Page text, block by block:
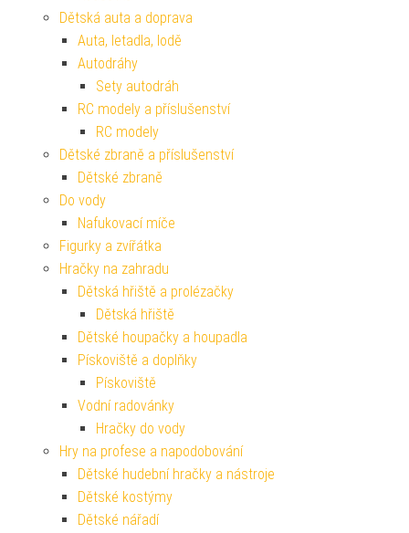
Dětská auta a doprava
Auta, letadla, lodě
Autodráhy
Sety autodráh
RC modely a příslušenství
RC modely
Dětské zbraně a příslušenství
Dětské zbraně
Do vody
Nafukovací míče
Figurky a zvířátka
Hračky na zahradu
Dětská hřiště a prolézačky
Dětská hřiště
Dětské houpačky a houpadla
Pískoviště a doplňky
Pískoviště
Vodní radovánky
Hračky do vody
Hry na profese a napodobování
Dětské hudební hračky a nástroje
Dětské kostýmy
Dětské nářadí